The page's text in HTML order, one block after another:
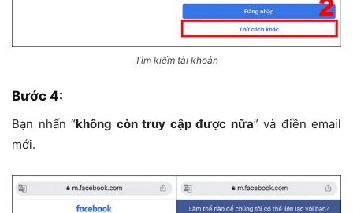
Tìm kiếm tài khoản
Bước 4:
Bạn nhấn “không còn truy cập được nữa” và điền email
mới.